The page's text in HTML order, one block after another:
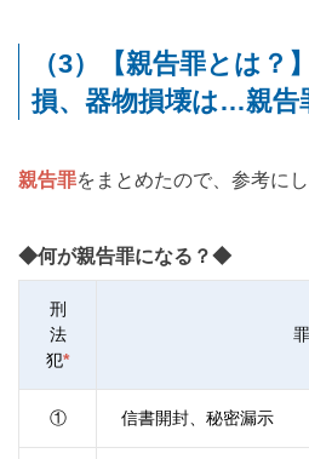
（3）【親告罪とは？
損、器物損壊は…親告
親告罪をまとめたので、参考に
◆何が親告罪になる？◆
刑
法
犯*
① 信書開封、秘密漏示